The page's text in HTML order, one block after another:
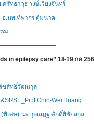
ศรัทธาวุธ วงษ์เวียงจันทร์
อ.นพ.ทิพากร ตุ้มนาค
รณ
in epilepsy care” 18-19 กค
ลิขสิทธิ์วัฒนกุล
Chin-Wei Huang
พิเศษ) นพ.กุลเสฏฐ ศักดิ์พิชัยสกุล